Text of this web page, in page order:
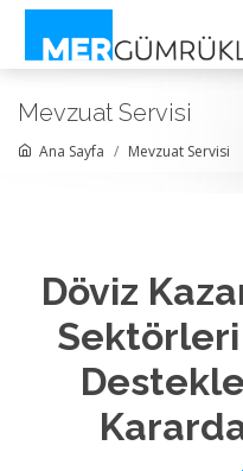
Mevzuat Servisi
Ana Sayfa Mevzuat Servisi
Döviz